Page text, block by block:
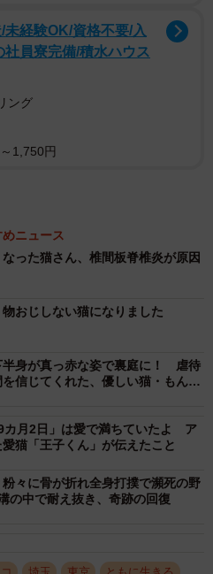
経験OK/資格不要/入
員寮完備/積水ハウス
ング
1,750円
めニュース
なった猫さん、椎間板脊椎炎が原因
物おじしない猫になりました
身が真っ赤な姿で裏庭に！ 虐待
信じてくれた、優しい猫・もんた
カ月2日」は愛で満ちていたよ ア
猫「王子くん」が伝えたこと
々に骨が折れ全身打撲で瀕死の野
の中で耐え抜き、奇跡の回復